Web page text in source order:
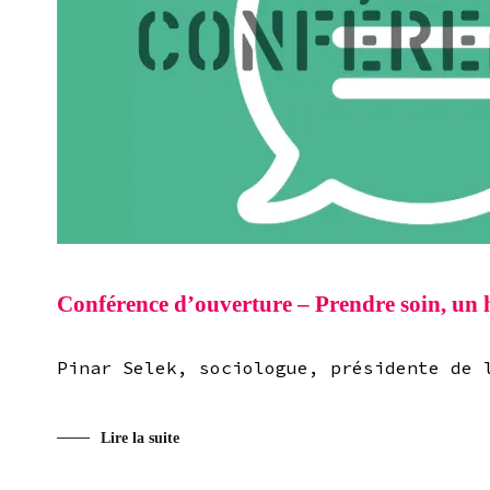
Conférence d’ouverture – Prendre soin,
Pinar Selek, sociologue, présidente de
Lire la suite